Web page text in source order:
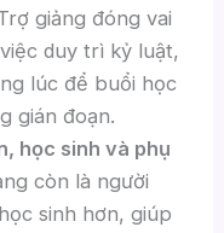
giảng đóng vai
duy trì kỷ luật,
lúc để buổi học
gián đoạn.
học sinh và phụ
còn là người
sinh hơn, giúp